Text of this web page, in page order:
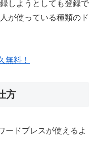
しようとしても登録で
が使っている種類のド
無料！
方
ードプレスが使えるよ